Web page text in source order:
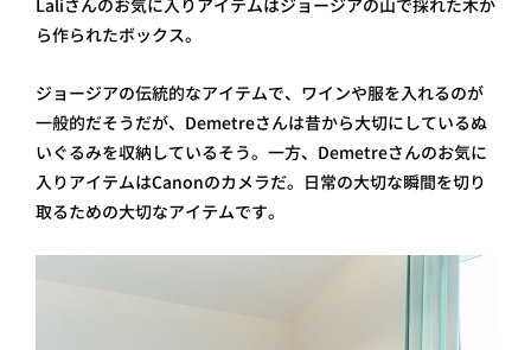
Laliさんのお気に入りアイテムはジョージアの山で採れた木か
ら作られたボックス。
ジョージアの伝統的なアイテムで、ワインや服を入れるのが
一般的だそうだが、Demetreさんは昔から大切にしているぬ
いぐるみを収納しているそう。一方、Demetreさんのお気に
入りアイテムはCanonのカメラだ。日常の大切な瞬間を切り
取るための大切なアイテムです。